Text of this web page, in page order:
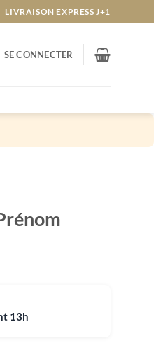
LIVRAISON EXPRESS J+1
SE CONNECTER
13h